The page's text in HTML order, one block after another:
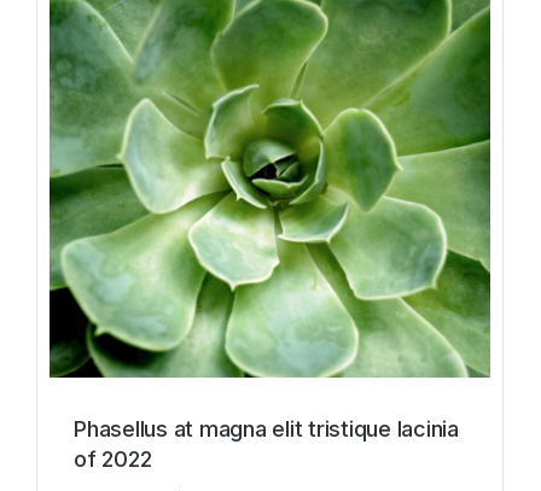
Phasellus at magna elit tristique lacinia
of 2022